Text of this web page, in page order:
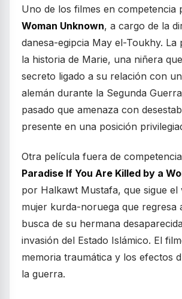
Uno de los filmes en competencia
Woman Unknown, a cargo de la
danesa-egipcia May el-Toukhy. La
la historia de Marie, una niñera
secreto ligado a su relación con
alemán durante la Segunda
pasado que amenaza con
presente en una posición
Otra película fuera de
Paradise If You Are Killed by a
por Halkawt Mustafa, que sigue el
mujer kurda-noruega que regresa
busca de su hermana
invasión del Estado Islámico. El
memoria traumática y los efectos
la guerra.